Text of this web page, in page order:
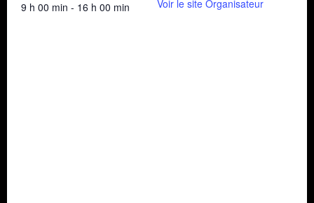
9 h 00 min - 16 h 00 min Voir le site Organisateur